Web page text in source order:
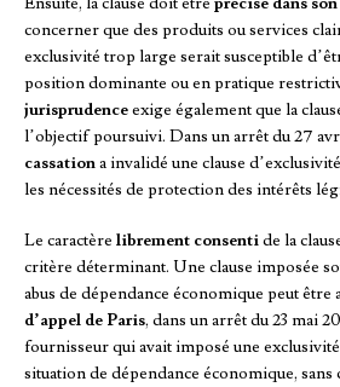
concerner que des produits ou services
exclusivité trop large serait susceptible
position dominante ou en pratique
jurisprudenceexige également que la
l’objectif poursuivi. Dans un arrêt du 27
cassationa invalidé une clause
les nécessités de protection des intérêts
Le caractère librement consentide la
critère déterminant. Une clause imposée
abus de dépendance économique peut être
d’appel de Paris, dans un arrêt du 23 mai
fournisseur qui avait imposé une
situation de dépendance économique,